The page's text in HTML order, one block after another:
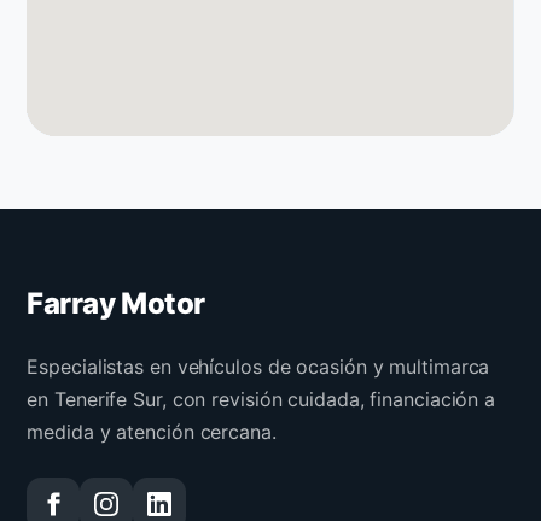
Farray Motor
Especialistas en vehículos de ocasión y multimarca
en Tenerife Sur, con revisión cuidada, financiación a
medida y atención cercana.